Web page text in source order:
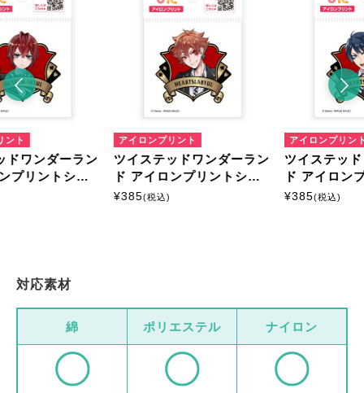
ト
ワンダーラン
リントシー
アイロンプリント
ツイステッドワンダーラン
ド アイロンプリントシー
ト ミニサイズ
385(税込)
アイロンプリント
ツイステッド
ド アイロンプ
ト ミニサイズ
385(税込)
対応素材
綿 ポリエステル ナイロン